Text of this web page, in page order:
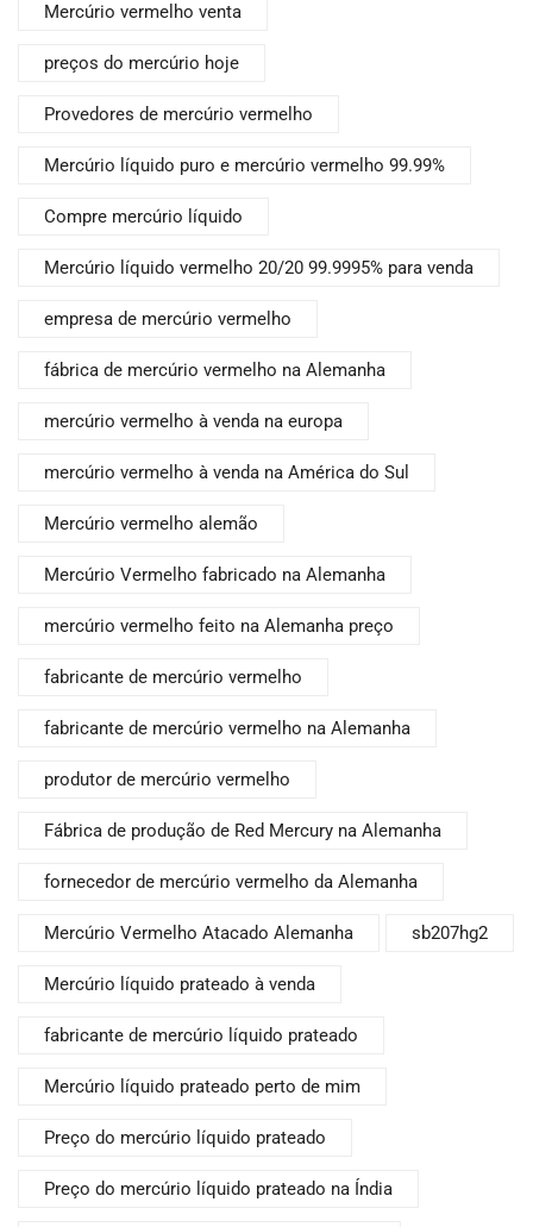
Mercúrio vermelho venta
preços do mercúrio hoje
Provedores de mercúrio vermelho
Mercúrio líquido puro e mercúrio vermelho 99.99%
Compre mercúrio líquido
Mercúrio líquido vermelho 20/20 99.9995% para venda
empresa de mercúrio vermelho
fábrica de mercúrio vermelho na Alemanha
mercúrio vermelho à venda na europa
mercúrio vermelho à venda na América do Sul
Mercúrio vermelho alemão
Mercúrio Vermelho fabricado na Alemanha
mercúrio vermelho feito na Alemanha preço
fabricante de mercúrio vermelho
fabricante de mercúrio vermelho na Alemanha
produtor de mercúrio vermelho
Fábrica de produção de Red Mercury na Alemanha
fornecedor de mercúrio vermelho da Alemanha
Mercúrio Vermelho Atacado Alemanha sb207hg2
Mercúrio líquido prateado à venda
fabricante de mercúrio líquido prateado
Mercúrio líquido prateado perto de mim
Preço do mercúrio líquido prateado
Preço do mercúrio líquido prateado na Índia